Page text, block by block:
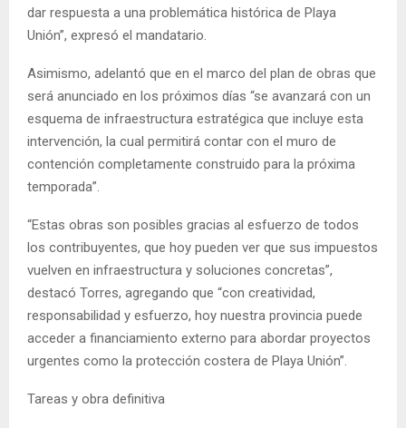
dar respuesta a una problemática histórica de Playa
Unión”, expresó el mandatario.
Asimismo, adelantó que en el marco del plan de obras que
será anunciado en los próximos días “se avanzará con un
esquema de infraestructura estratégica que incluye esta
intervención, la cual permitirá contar con el muro de
contención completamente construido para la próxima
temporada”.
“Estas obras son posibles gracias al esfuerzo de todos
los contribuyentes, que hoy pueden ver que sus impuestos
vuelven en infraestructura y soluciones concretas”,
destacó Torres, agregando que “con creatividad,
responsabilidad y esfuerzo, hoy nuestra provincia puede
acceder a financiamiento externo para abordar proyectos
urgentes como la protección costera de Playa Unión”.
Tareas y obra definitiva